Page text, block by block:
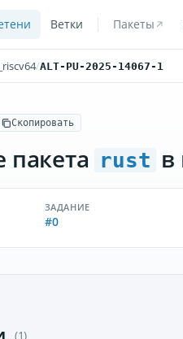
Ветки Пакеты
/ALT-PU-2025-14067-1
Скопировать
rust в
ЗАДАНИЕ
#0
(1)